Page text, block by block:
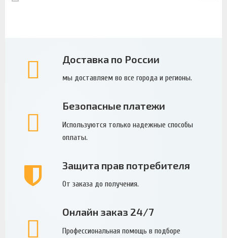
Доставка по России
мы доставляем во все города и регионы.
Безопасные платежи
Используются только надежные способы
оплаты.
Защита прав потребителя
От заказа до получения.
Онлайн заказ 24/7
Профессиональная помощь в подборе